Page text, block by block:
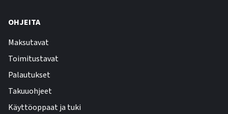
OHJEITA
Maksutavat
Toimitustavat
Palautukset
Takuuohjeet
Käyttöoppaat ja tuki